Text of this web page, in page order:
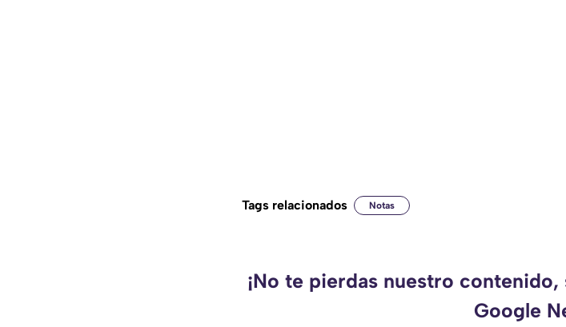
Tags relacionados Notas
¡No te pierdas nuestro
Google